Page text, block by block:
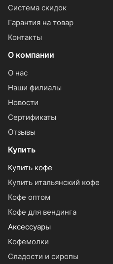
Система скидок
Гарантия на товар
Контакты
О компании
О нас
Наши филиалы
Новости
Сертификаты
Отзывы
Купить
Купить кофе
Купить итальянский кофе
Кофе оптом
Кофе для вендинга
Аксессуары
Кофемолки
Сладости и сиропы